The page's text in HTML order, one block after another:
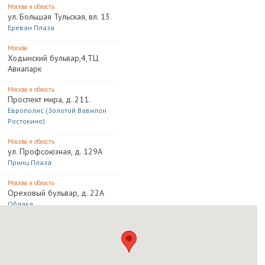
Москва и область
ул. Большая Тульская, вл. 13.
Ереван Плаза
Москва
Ходынский бульвар,4,ТЦ
Авиапарк
Москва и область
Проспект мира, д. 211.
Европолис (Золотой Вавилон
Ростокино)
Москва и область
ул. Профсоюзная, д. 129А
Принц Плаза
Москва и область
Ореховый бульвар, д. 22А
Облака